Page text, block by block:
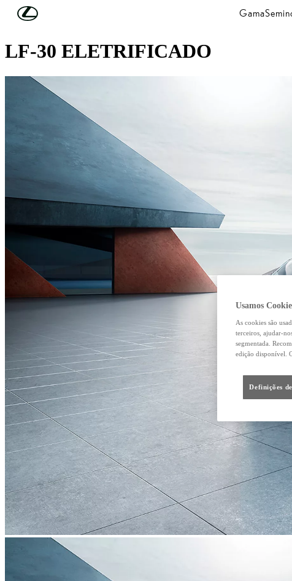
Skip to Main Content Gama
Protótipos de automóveis
LF-30 ELETRIFICADO
Usamos
As cookies são
terceiros, ajudar-
segmentada.
edição disponível.
Definições